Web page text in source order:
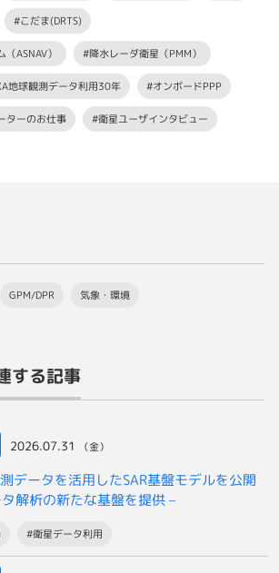
#こだま(DRTS)
ASNAV） #降水レーダ衛星（PMM）
地球観測データ利用30年 #オンボードPPP
ターのお仕事 #衛星ユーザインタビュー
GPM/DPR 気象・環境
する記事
2026.07.31 （金）
データを活用したSAR基盤モデルを公開
解析の新たな基盤を提供 –
#衛星データ利用